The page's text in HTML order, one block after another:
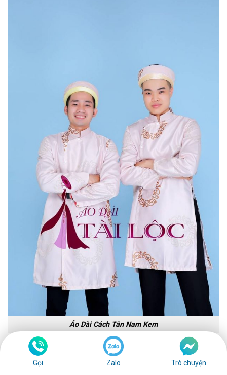
Áo Dài Cách Tân Nam Kem
Mẫu áo dài cách tân màu sắc khá tối sẽ thành công
giúp bạn che đi chiếc bụng bự của mình. Các họa tiết
Gọi Zalo Trò chuyện